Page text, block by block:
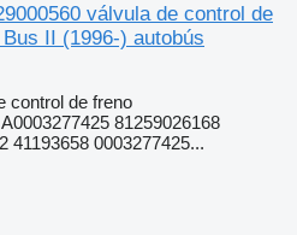
válvula de control de
II (1996-) autobús
control de freno
81259026168
41193658 0003277425...